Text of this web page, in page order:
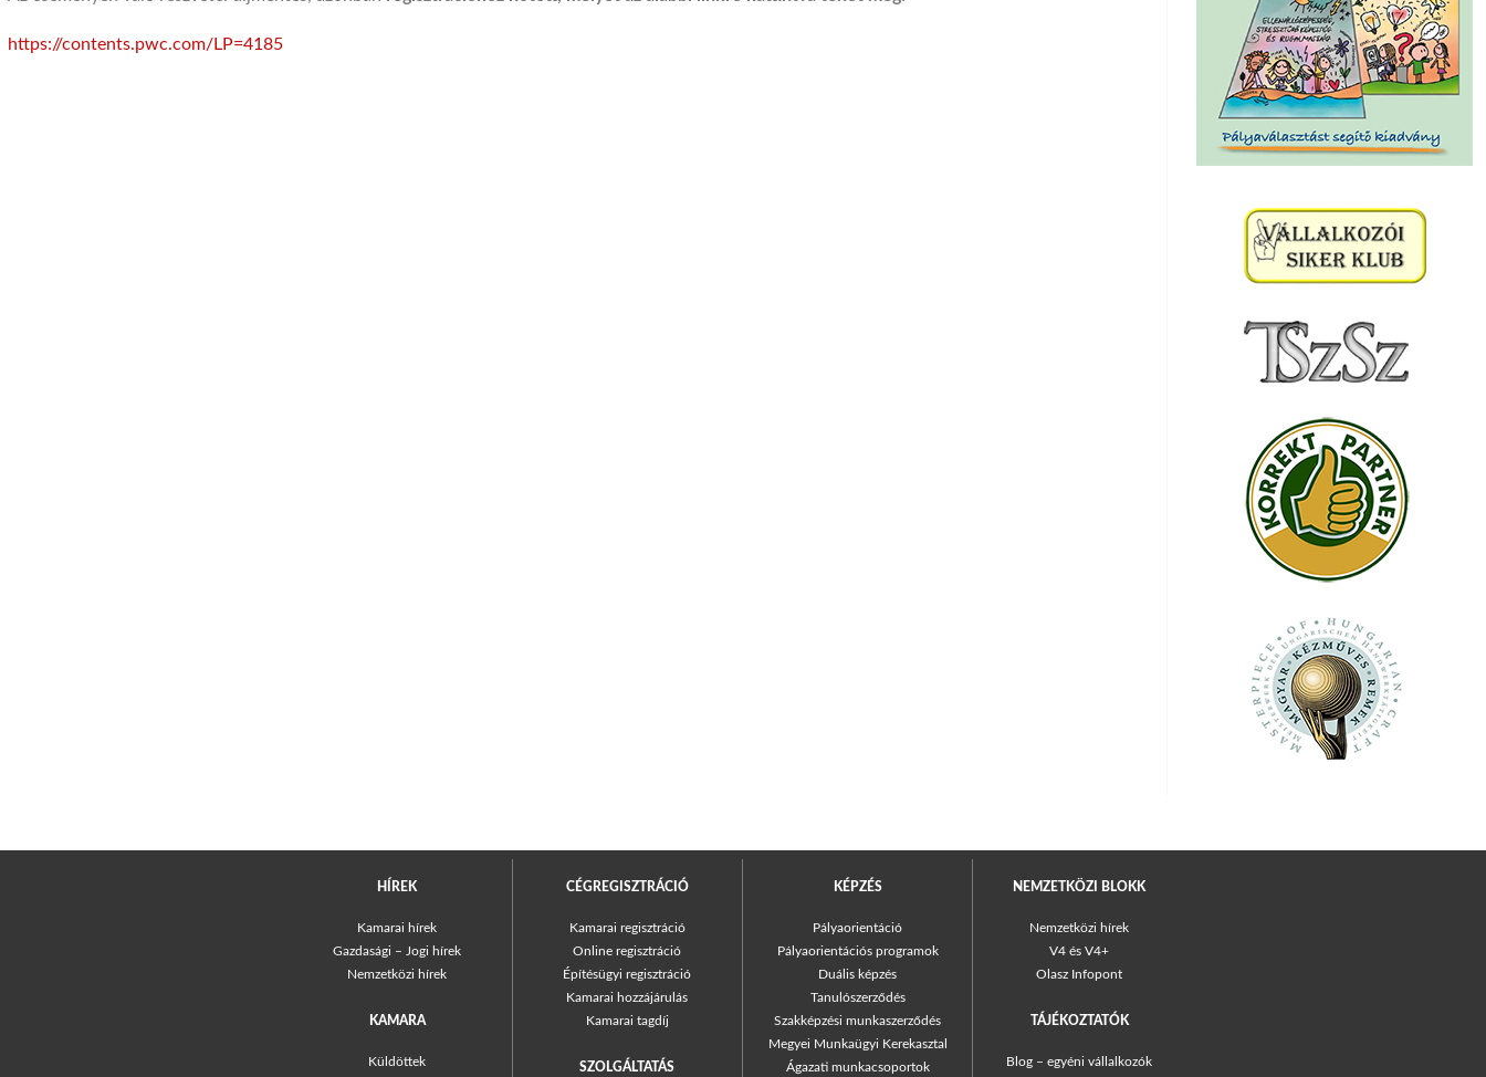
https://contents.pwc.com/LP=4185
HÍREK
Kamarai hírek
Gazdasági – Jogi hírek
Nemzetközi hírek
KAMARA
Küldöttek
CÉGREGISZTRÁCIÓ
Kamarai regisztráció
Online regisztráció
Építésügyi regisztráció
Kamarai hozzájárulás
Kamarai tagdíj
SZOLGÁLTATÁS
KÉPZÉS
Pályaorientáció
Pályaorientációs programok
Duális képzés
Tanulószerződés
Szakképzési munkaszerződés
Megyei Munkaügyi Kerekasztal
Ágazati munkacsoportok
NEMZETKÖZI BLOKK
Nemzetközi hírek
V4 és V4+
Olasz Infopont
TÁJÉKOZTATÓK
Blog – egyéni vállalkozók